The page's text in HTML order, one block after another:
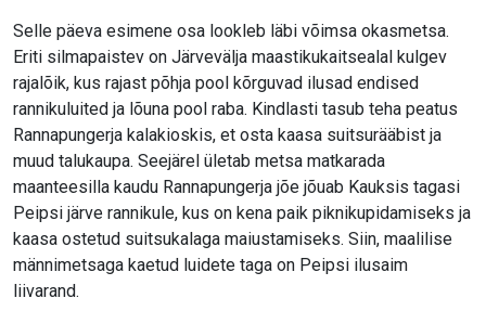
Selle päeva esimene osa lookleb läbi võimsa okasmetsa.
Eriti silmapaistev on Järvevälja maastikukaitsealal kulgev
rajalõik, kus rajast põhja pool kõrguvad ilusad endised
rannikuluited ja lõuna pool raba. Kindlasti tasub teha peatus
Rannapungerja kalakioskis, et osta kaasa suitsurääbist ja
muud talukaupa. Seejärel ületab metsa matkarada
maanteesilla kaudu Rannapungerja jõe jõuab Kauksis tagasi
Peipsi järve rannikule, kus on kena paik piknikupidamiseks ja
kaasa ostetud suitsukalaga maiustamiseks. Siin, maalilise
männimetsaga kaetud luidete taga on Peipsi ilusaim
liivarand.